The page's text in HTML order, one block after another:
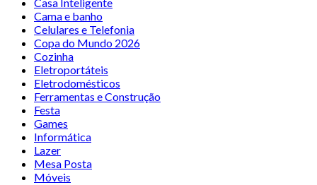
Cama e banho
Celulares e Telefonia
Copa do Mundo 2026
Cozinha
Eletroportáteis
Eletrodomésticos
Ferramentas e Construção
Festa
Games
Informática
Lazer
Mesa Posta
Móveis